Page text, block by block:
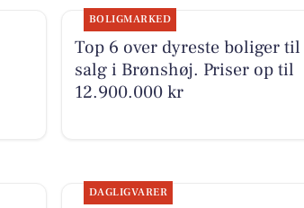
BOLIGMARKED
Top 6 over dyreste boliger til
salg i Brønshøj. Priser op til
12.900.000 kr
DAGLIGVARER